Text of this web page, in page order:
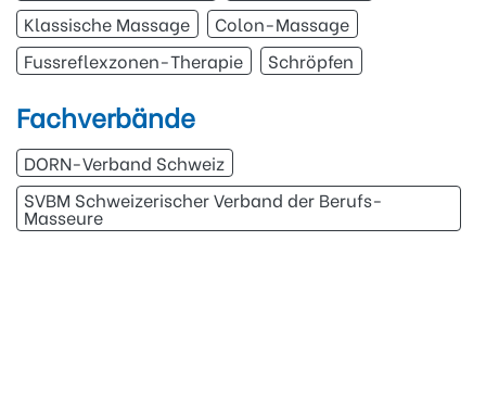
Klassische Massage
Colon-Massage
Fussreflexzonen-Therapie
Schröpfen
Fachverbände
DORN-Verband Schweiz
SVBM Schweizerischer Verband der Berufs-
Masseure